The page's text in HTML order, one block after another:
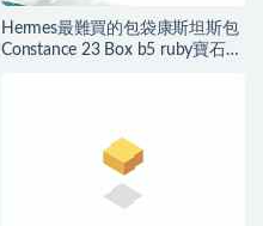
Hermes最難買的包袋康斯坦斯包
Constance 23 Box b5 ruby寶石紅